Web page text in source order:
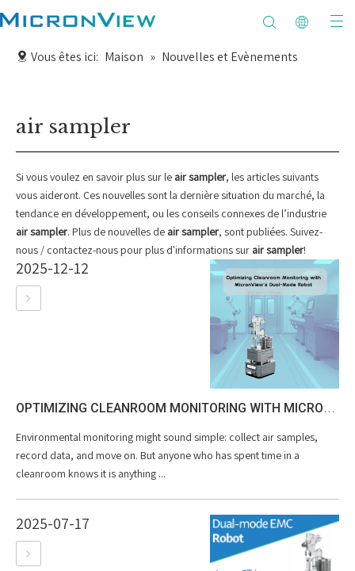
Vous êtes ici: Maison » Nouvelles et Evènements
air sampler
Si vous voulez en savoir plus sur le air sampler, les articles suivants
vous aideront. Ces nouvelles sont la dernière situation du marché, la
tendance en développement, ou les conseils connexes de l’industrie
air sampler. Plus de nouvelles de air sampler, sont publiées. Suivez-
nous / contactez-nous pour plus d'informations sur air sampler!
2025-12-12
OPTIMIZING CLEANROOM MONITORING WITH MICRONVIEW’S DUAL-MODE ROBOT: A PRACTICAL EXAMPLE OF EFFICIENCY IN ACTION
Environmental monitoring might sound simple: collect air samples,
record data, and move on. But anyone who has spent time in a
cleanroom knows it is anything ...
2025-07-17